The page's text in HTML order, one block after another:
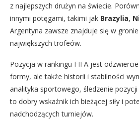
z najlepszych drużyn na świecie.
innymi potęgami, takimi jak Brazylia,
Argentyna zawsze znajduje się w
największych trofeów.
Pozycja w rankingu FIFA jest
formy, ale także historii i stabilności
analityka sportowego, śledzenie
to dobry wskaźnik ich bieżącej siły i
nadchodzących turniejów.